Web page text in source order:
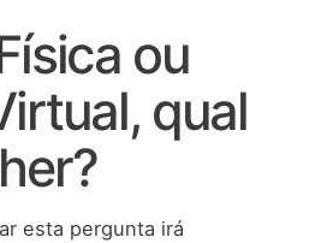
ou
qual
esta pergunta irá